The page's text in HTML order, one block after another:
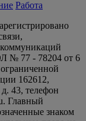
Работа
№ 77 - 78204 от 6
162612,
43, телефон
Главный
знаком